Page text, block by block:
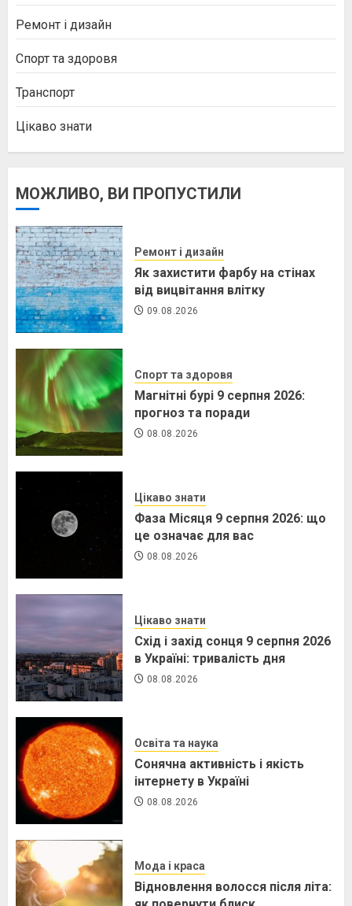
Ремонт і дизайн
Спорт та здоровя
Транспорт
Цікаво знати
МОЖЛИВО, ВИ ПРОПУСТИЛИ
Ремонт і дизайн
Як захистити фарбу на стінах
від вицвітання влітку
09.08.2026
Спорт та здоровя
Магнітні бурі 9 серпня 2026:
прогноз та поради
08.08.2026
Цікаво знати
Фаза Місяця 9 серпня 2026: що
це означає для вас
08.08.2026
Цікаво знати
Схід і захід сонця 9 серпня 2026
в Україні: тривалість дня
08.08.2026
Освіта та наука
Сонячна активність і якість
інтернету в Україні
08.08.2026
Мода і краса
Відновлення волосся після літа: